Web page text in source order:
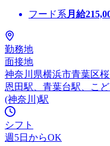
フード系 月給
勤務地
面接地
神奈川県横浜市青葉区
恩田駅、青葉台駅、こ
(神奈川)駅
シフト
週5日からOK